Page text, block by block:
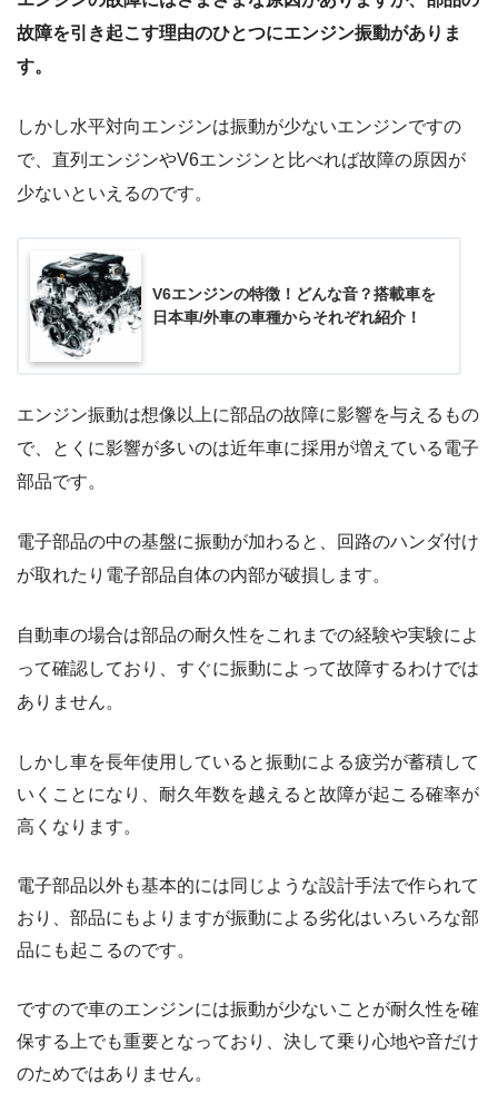
故障を引き起こす理由のひとつにエンジン振動がありま
す。
しかし水平対向エンジンは振動が少ないエンジンですの
で、直列エンジンやV6エンジンと比べれば故障の原因が
少ないといえるのです。
V6エンジンの特徴！どんな音？搭載車を
日本車/外車の車種からそれぞれ紹介！
エンジン振動は想像以上に部品の故障に影響を与えるもの
で、とくに影響が多いのは近年車に採用が増えている電子
部品です。
電子部品の中の基盤に振動が加わると、回路のハンダ付け
が取れたり電子部品自体の内部が破損します。
自動車の場合は部品の耐久性をこれまでの経験や実験によ
って確認しており、すぐに振動によって故障するわけでは
ありません。
しかし車を長年使用していると振動による疲労が蓄積して
いくことになり、耐久年数を越えると故障が起こる確率が
高くなります。
電子部品以外も基本的には同じような設計手法で作られて
おり、部品にもよりますが振動による劣化はいろいろな部
品にも起こるのです。
ですので車のエンジンには振動が少ないことが耐久性を確
保する上でも重要となっており、決して乗り心地や音だけ
のためではありません。